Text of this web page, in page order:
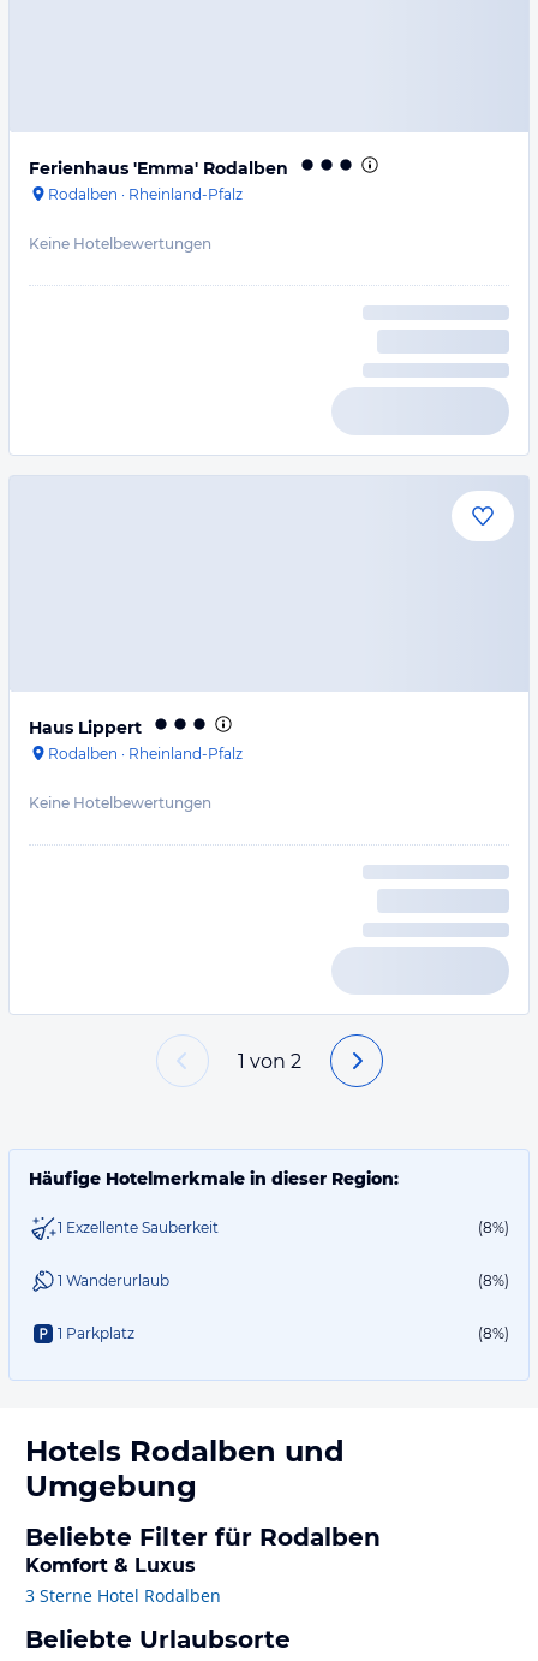
Ferienhaus 'Emma' Rodalben
Rodalben · Rheinland-Pfalz
Keine Hotelbewertungen
Haus Lippert
Rodalben · Rheinland-Pfalz
Keine Hotelbewertungen
1 von 2
Häufige Hotelmerkmale in dieser Region:
1 Exzellente Sauberkeit (8%)
1 Wanderurlaub (8%)
1 Parkplatz (8%)
Hotels Rodalben und
Umgebung
Beliebte Filter für Rodalben
Komfort & Luxus
3 Sterne Hotel Rodalben
Beliebte Urlaubsorte